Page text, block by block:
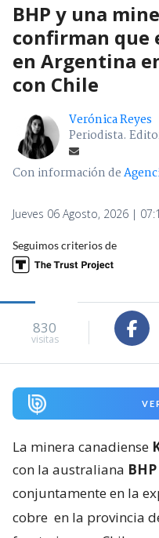
BHP y una
confirman que
en Argentina
con Chile
Verónica Reyes
Periodista.
Con información de
Jueves 06 Agosto, 2026 |
Seguimos criterios de
830
visitas
La minera canadiense
con la australiana BHP
conjuntamente en la
cobre en la provincia